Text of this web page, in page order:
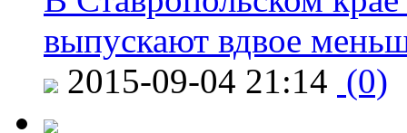
выпускают вдвое
2015-09-04 21:14 (0)